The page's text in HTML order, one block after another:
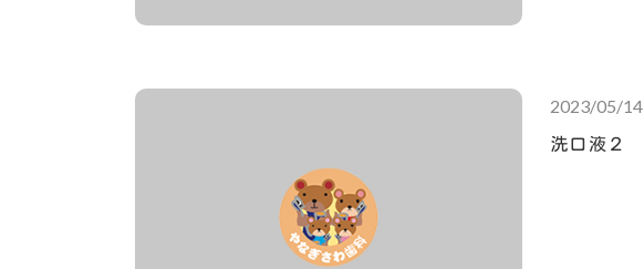
2023/05/14
洗口液２